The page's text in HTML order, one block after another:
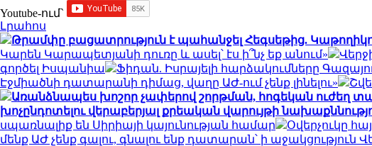
Youtube-ում`
Լրահոս
Թրամփը բացատրություն է պահանջել Հեգսեթից.
Կարեն Կարապետյանի դուռը և ասել՝ էս ի՞նչ եք անում»
գործել Իսպանիա
Ֆիդան. Իսրայելի հարձակումները
Էջմիածնի դատարանի դիմաց, վաղը ԱԺ-ում չենք լինելու»
Առանձնապես խոշոր չափերով շորթման, հոգեկան ուժեղ
խոչընդոտելու վերաբերյալ քրեական վարույթի
սպառնալիք են Սիրիայի կայունության համար
Օվերչուկը
մենք ԱԺ չենք գալու, գնալու ենք դատարան՝ ի